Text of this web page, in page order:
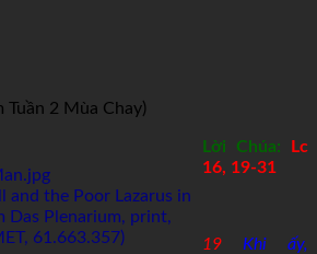
Tuần 2 Mùa Chay)
and the Poor Lazarus in
Das Plenarium, print,
61.663.357)
Lời Chúa: Lc
16, 19-31
19 Khi ấy,